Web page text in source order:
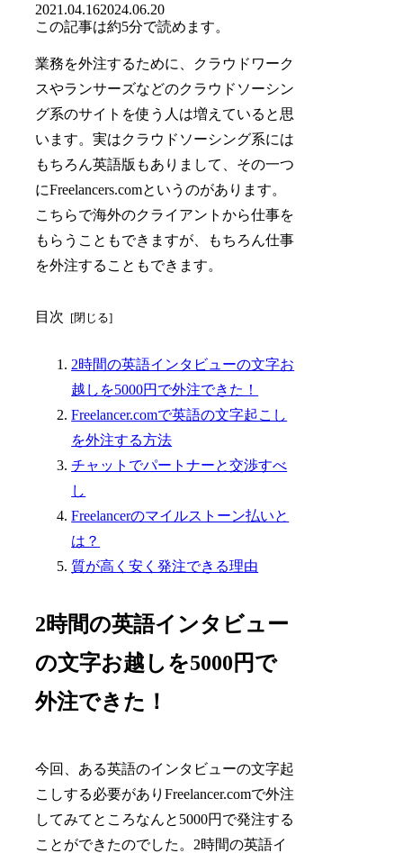
2021.04.162024.06.20
この記事は約5分で読めます。
業務を外注するために、クラウドワーク
スやランサーズなどのクラウドソーシン
グ系のサイトを使う人は増えていると思
います。実はクラウドソーシング系には
もちろん英語版もありまして、その一つ
にFreelancers.comというのがあります。
こちらで海外のクライアントから仕事を
もらうこともできますが、もちろん仕事
を外注することもできます。
目次
2時間の英語インタビューの文字お
越しを5000円で外注できた！
Freelancer.comで英語の文字起こし
を外注する方法
チャットでパートナーと交渉すべ
し
Freelancerのマイルストーン払いと
は？
質が高く安く発注できる理由
2時間の英語インタビュー
の文字お越しを5000円で
外注できた！
今回、ある英語のインタビューの文字起
こしする必要がありFreelancer.comで外注
してみてところなんと5000円で発注する
ことができたのでした。2時間の英語イ